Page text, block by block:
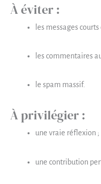
À éviter :
les messages
les commentaires
le spam massif.
À privilégier :
une vraie réflexion ;
une contribution